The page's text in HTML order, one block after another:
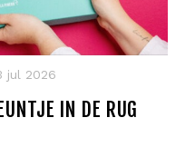
jul 2026
IN DE RUG